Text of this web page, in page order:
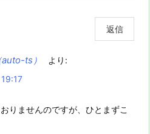
返信
ts）
より:
りませんのですが、ひとまずこ